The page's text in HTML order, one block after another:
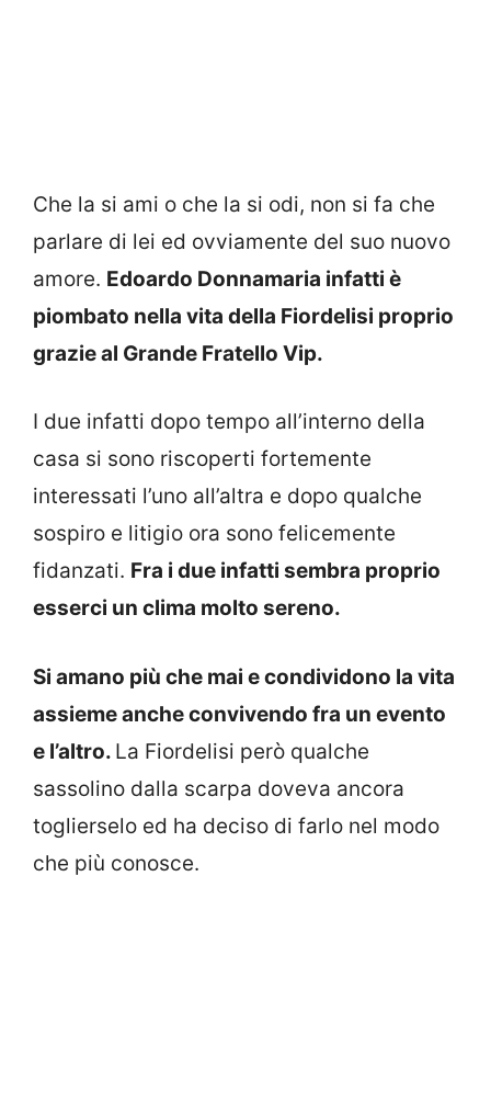
Che la si ami o che la si odi, non si fa che
parlare di lei ed ovviamente del suo nuovo
amore. Edoardo Donnamaria infatti è
piombato nella vita della Fiordelisi proprio
grazie al Grande Fratello Vip.
I due infatti dopo tempo all’interno della
casa si sono riscoperti fortemente
interessati l’uno all’altra e dopo qualche
sospiro e litigio ora sono felicemente
fidanzati. Fra i due infatti sembra proprio
esserci un clima molto sereno.
Si amano più che mai e condividono la vita
assieme anche convivendo fra un evento
e l’altro. La Fiordelisi però qualche
sassolino dalla scarpa doveva ancora
toglierselo ed ha deciso di farlo nel modo
che più conosce.